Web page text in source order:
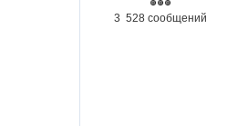
3 528 сообщений